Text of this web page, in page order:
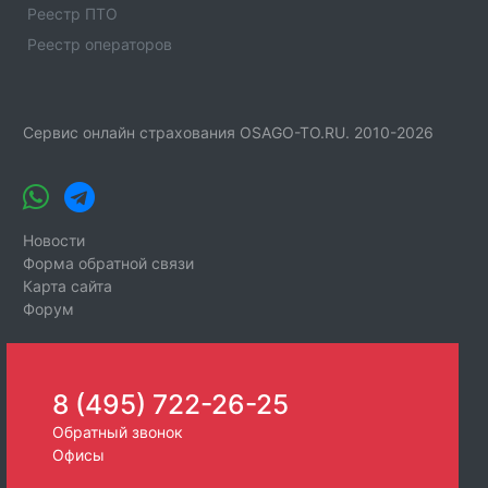
телефонами и адресами в Надым. Подбор автошколы
телефонами и адресами в Тарко-Сале. Подбор
автошколы в Тарко-Сале по категории и другим
Реестр ПТО
Реестр операторов
Сервис онлайн страхования OSAGO-TO.RU. 2010-2026
Новости
Форма обратной связи
Карта сайта
Форум
8 (495) 722-26-25
Обратный звонок
Офисы